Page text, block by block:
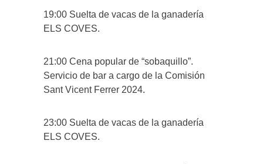
19:00 Suelta de vacas de la ganadería
ELS COVES.
21:00 Cena popular de “sobaquillo”.
Servicio de bar a cargo de la Comisión
Sant Vicent Ferrer 2024.
23:00 Suelta de vacas de la ganadería
ELS COVES.